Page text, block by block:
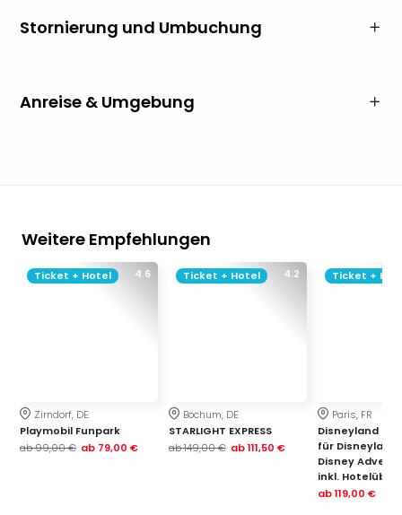
Stornierung und Umbuchung
Anreise & Umgebung
Weitere Empfehlungen
4.6
Ticket + Hotel
Zirndorf, DE
Playmobil Funpark
ab99,00 € ab 79,00 €
4.2
Ticket + Hotel
Bochum, DE
STARLIGHT EXPRESS
ab149,00 € ab111,50 €
Ticket +
Paris, FR
Disneyland
für
Disney
inkl.
ab119,00 €